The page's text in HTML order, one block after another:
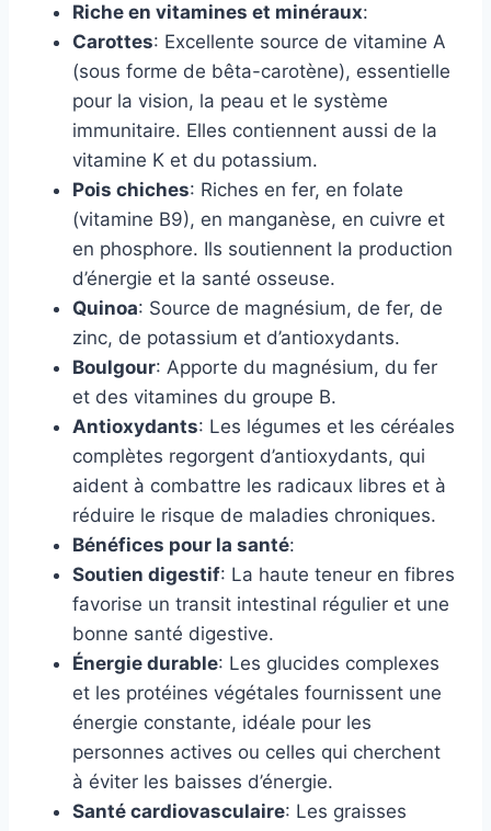
Riche en vitamines et minéraux:
Carottes: Excellente source de vitamine A
(sous forme de bêta-carotène), essentielle
pour la vision, la peau et le système
immunitaire. Elles contiennent aussi de la
vitamine K et du potassium.
Pois chiches: Riches en fer, en folate
(vitamine B9), en manganèse, en cuivre et
en phosphore. Ils soutiennent la production
d’énergie et la santé osseuse.
Quinoa: Source de magnésium, de fer, de
zinc, de potassium et d’antioxydants.
Boulgour: Apporte du magnésium, du fer
et des vitamines du groupe B.
Antioxydants: Les légumes et les céréales
complètes regorgent d’antioxydants, qui
aident à combattre les radicaux libres et à
réduire le risque de maladies chroniques.
Bénéfices pour la santé:
Soutien digestif: La haute teneur en fibres
favorise un transit intestinal régulier et une
bonne santé digestive.
Énergie durable: Les glucides complexes
et les protéines végétales fournissent une
énergie constante, idéale pour les
personnes actives ou celles qui cherchent
à éviter les baisses d’énergie.
Santé cardiovasculaire: Les graisses